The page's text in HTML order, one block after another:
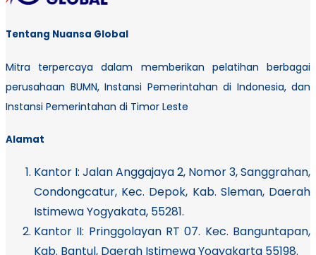
Tentang Nuansa Global
Mitra terpercaya dalam memberikan pelatihan berbagai
perusahaan BUMN, Instansi Pemerintahan di Indonesia, dan
Instansi Pemerintahan di Timor Leste
Alamat
Kantor I: Jalan Anggajaya 2, Nomor 3, Sanggrahan,
Condongcatur, Kec. Depok, Kab. Sleman, Daerah
Istimewa Yogyakata, 55281.
Kantor II: Pringgolayan RT 07. Kec. Banguntapan,
Kab. Bantul, Daerah Istimewa Yogyakarta 55198.